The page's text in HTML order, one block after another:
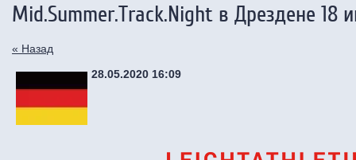
Mid.Summer.Track.Night в Дрездене 18
« Назад
28.05.2020 16:09